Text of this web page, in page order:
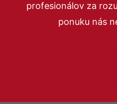
profesionálov za
ponuku nás